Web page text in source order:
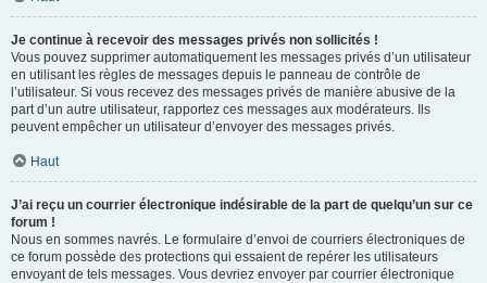
Je continue à recevoir des messages privés non sollicités !
Vous pouvez supprimer automatiquement les messages privés d’un utilisateur
en utilisant les règles de messages depuis le panneau de contrôle de
l’utilisateur. Si vous recevez des messages privés de manière abusive de la
part d’un autre utilisateur, rapportez ces messages aux modérateurs. Ils
peuvent empêcher un utilisateur d’envoyer des messages privés.
Haut
J’ai reçu un courrier électronique indésirable de la part de quelqu’un sur ce
forum !
Nous en sommes navrés. Le formulaire d’envoi de courriers électroniques de
ce forum possède des protections qui essaient de repérer les utilisateurs
envoyant de tels messages. Vous devriez envoyer par courrier électronique